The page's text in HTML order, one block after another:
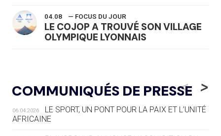
04.08 — FOCUS DU JOUR
LE COJOP A TROUVÉ SON VILLAGE
OLYMPIQUE LYONNAIS
« L'ALLEMAGNE PEUT DÉMONTRER
COMMENT ORGANISER DES JO
RESPONSABLES »
04.08
COMMUNIQUÉS DE PRESSE
<
06.04.2026
LE SPORT, UN PONT POUR LA PAIX ET L’UNITÉ
AFRICAINE
>